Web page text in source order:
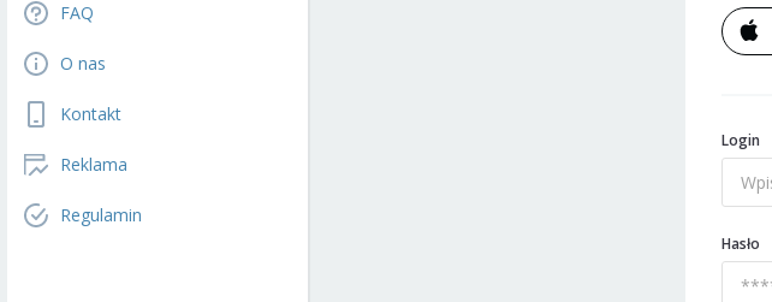
FAQ
O nas
Kontakt
Reklama
Regulamin
Login
Hasło